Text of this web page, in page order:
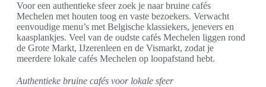
Voor een authentieke sfeer zoek je naar bruine cafés
Mechelen met houten toog en vaste bezoekers. Verwacht
eenvoudige menu’s met Belgische klassiekers, jenevers en
kaasplankjes. Veel van de oudste cafés Mechelen liggen rond
de Grote Markt, IJzerenleen en de Vismarkt, zodat je
meerdere lokale cafés Mechelen op loopafstand hebt.
Authentieke bruine cafés voor lokale sfeer